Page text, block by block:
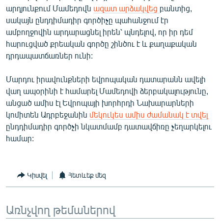
ՀԵՏԵՎԵՔ ՄԵԶ
արդյունքում Մամեդովն ազատ արձակվեց բանտից,
սակայն ընդդիմադիր գործիչը պահանջում էր
ամբողջովին արդարացնել իրեն՝ պնդելով, որ իր դեմ
հարուցված քրեական գործը շինծու է և քաղաքական
դրդապատճառներ ունի:
Մարդու իրավունքների եվրոպական դատարանն ավելի
վաղ ապօրինի է համարել Մամեդովի ձերբակալությունը,
անցած ամիս էլ Եվրոպայի խորհրդի Նախարարների
կոմիտեն Ադրբեջանին մեկուկես ամիս ժամանակ է տվել
ընդդիմադիր գործչի նկատմամբ դատավճիռը չեղարկելու
համար:
Կիսվել Հետևեք մեզ
Առնչվող թեմաներով